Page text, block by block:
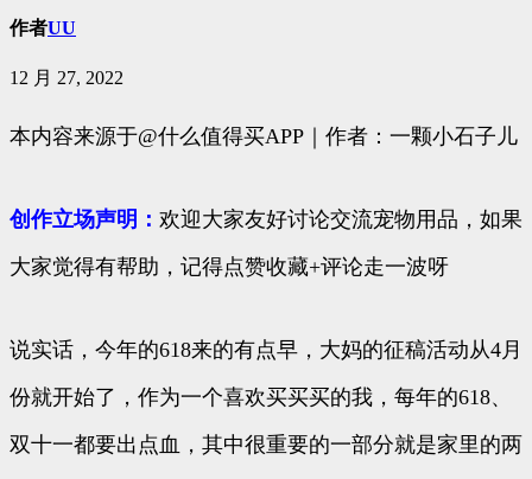
作者UU
12 月 27, 2022
​本内容来源于@什么值得买APP｜作者：一颗小石子儿
创作立场声明： 欢迎大家友好讨论交流宠物用品，如果
大家觉得有帮助，记得点赞收藏+评论走一波呀
说实话，今年的618来的有点早，大妈的征稿活动从4月
份就开始了，作为一个喜欢买买买的我，每年的618、
双十一都要出点血，其中很重要的一部分就是家里的两